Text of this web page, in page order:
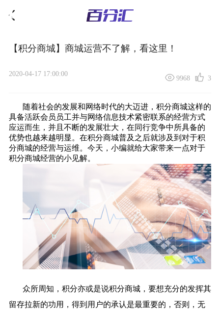
【积分商城】商城运营不了解，看这里！
2020-04-17 17:00:00
9968 3
随着社会的发展和网络时代的大迈进， 积分商城这样的
具备活跃会员员工并与网络信息技术紧密联系的经营方式
应运而生，并且不断的发展壮大，在同行竞争中所具备的
优势也越来越明显。在积分商城普及之后就涉及到对于积
分商城的经营与运维。今天，小编就给大家带来一点对于
积分商城经营的小见解。
众所周知，积分亦或是说积分商城，要想充分的发挥其
留存拉新的功用，得到用户的承认是最重要的，否则，无